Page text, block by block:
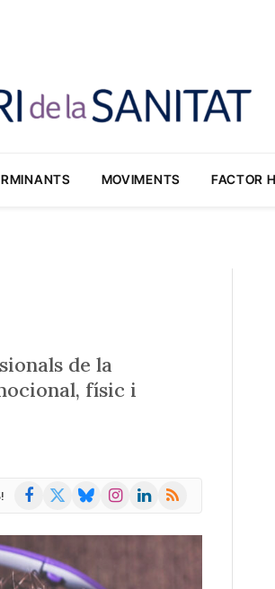
MOVIMENTS FACTOR
de la
físic i
Facebook BlueskyInstagramLinkedIn
RSS